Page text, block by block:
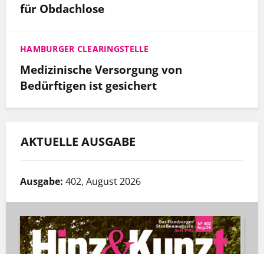
für Obdachlose
HAMBURGER CLEARINGSTELLE
Medizinische Versorgung von
Bedürftigen ist gesichert
AKTUELLE AUSGABE
Ausgabe: 402, August 2026